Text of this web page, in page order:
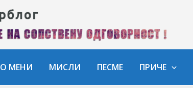
О МЕНИ МИСЛИ ПЕСМЕ ПРИЧЕ